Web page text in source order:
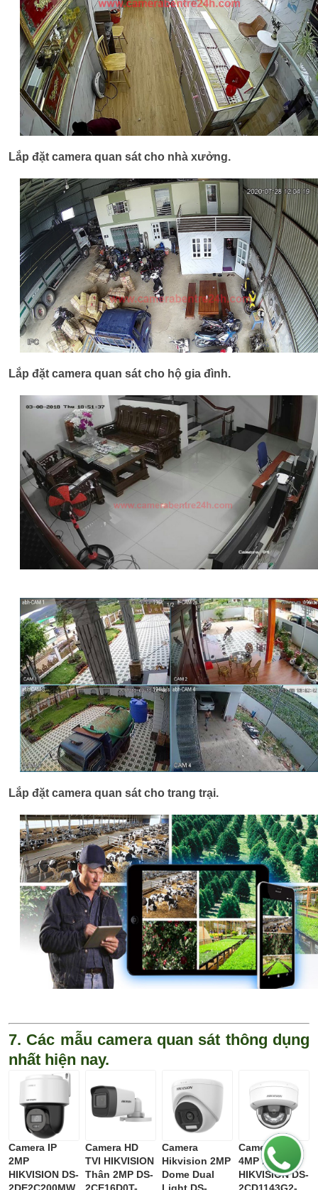
Lắp đặt camera quan sát cho nhà xưởng.
Lắp đặt camera quan sát cho hộ gia đình.
Lắp đặt camera quan sát cho trang trại.
7. Các mẫu camera quan sát thông dụng
nhất hiện nay.
Camera IP
2MP
HIKVISION DS-
2DE2C200MW
Camera HD
TVI HIKVISION
Thân 2MP DS-
2CE16D0T-
Camera
Hikvision 2MP
Dome Dual
Light DS-
Camera IP
4MP bán cầu
HIKVISION DS-
2CD1143G2-